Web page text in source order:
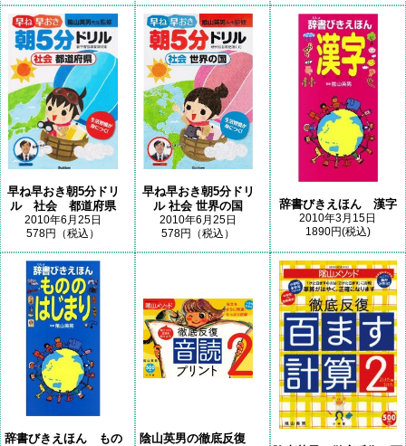
早ね早おき朝5分ドリ
ル 社会 都道府県
2010年6月25日
578円（税込）
早ね早おき朝5分ドリ
ル 社会 世界の国
2010年6月25日
578円（税込）
辞書びきえほん 漢字
2010年3月15日
1890円(税込)
辞書びきえほん もの
陰山英男の徹底反復